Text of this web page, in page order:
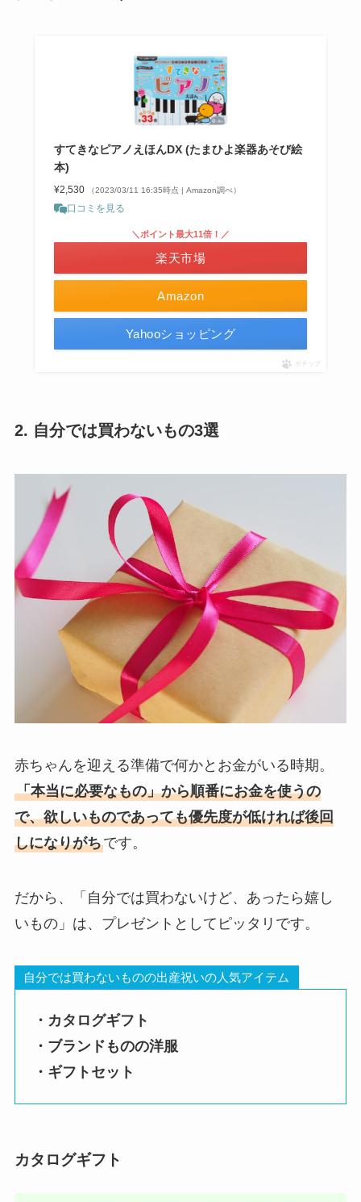
すてきなピアノえほんDX (たまひよ楽器あそび絵
本)
¥2,530 （2023/03/11 16:35時点 | Amazon調べ）
口コミを見る
Amazon
＼ポイント最大11倍！／
楽天市場
Yahooショッピング
ポチップ
2. 自分では買わないもの3選
赤ちゃんを迎える準備で何かとお金がいる時期。
「本当に必要なもの」から順番にお金を使うの
で、欲しいものであっても優先度が低ければ後回
しになりがちです。
だから、「自分では買わないけど、あったら嬉し
いもの」は、プレゼントとしてピッタリです。
自分では買わないものの出産祝いの人気アイテム
・カタログギフト
・ブランドものの洋服
・ギフトセット
カタログギフト